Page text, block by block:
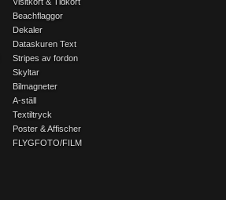
Beachflaggor
Dekaler
Dataskuren Text
Stripes av fordon
Skyltar
Bilmagneter
A-ställ
Textiltryck
Poster & Affischer
FLYGFOTO/FILM